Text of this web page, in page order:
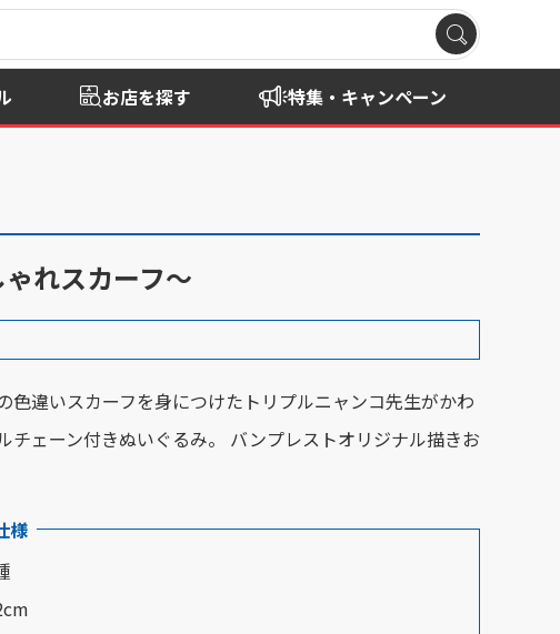
お店を探す 特集・キャンペーン
れスカーフ～
色違いスカーフを身につけたトリプルニャンコ先生がかわ
チェーン付きぬいぐるみ。 バンプレストオリジナル描きお
様